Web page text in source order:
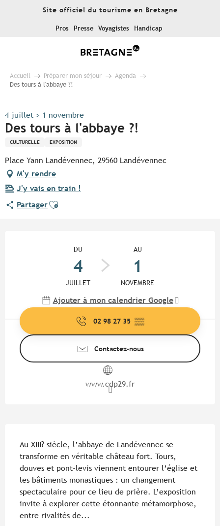
Site officiel du tourisme en Bretagne
Pros Presse Voyagistes Handicap
Accueil Préparer mon séjour
Agenda
Des tours à l'abbaye ?!
4 juillet > 1 novembre
Des tours à l'abbaye ?!
CULTURELLE EXPOSITION
Place Yann Landévennec, 29560 Landévennec
M'y rendre
J'y vais en train !
PartagerAjouter aux favoris
DU
4
JUILLET
AU
1
NOVEMBRE
Ajouter à mon calendrier Google
02 98 27 35 ▒▒
Contactez-nous
www.cdp29.fr
Au XIII? siècle, l’abbaye de Landévennec se
transforme en véritable château fort. Tours,
douves et pont-levis viennent entourer l’église et
les bâtiments monastiques : un changement
spectaculaire pour ce lieu de prière. L’exposition
invite à explorer cette étonnante métamorphose,
entre rivalités de...